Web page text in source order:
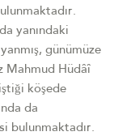
yanındaki
günümüze
Mahmud Hüdâî
köşede
da
bulunmaktadır.